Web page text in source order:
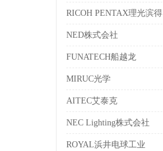
RICOH PENTAX理光滨得
NED株式会社
FUNATECH船越龙
MIRUC光学
AITEC艾泰克
NEC Lighting株式会社
ROYAL浜井电球工业